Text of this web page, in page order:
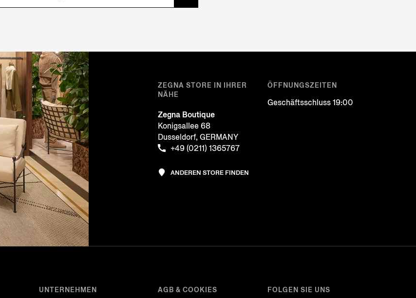
ZEGNA STORE IN IHRER
NÄHE
Zegna Boutique
Konigsallee 68
Dusseldorf, GERMANY
+49 (0211) 1365767
ÖFFNUNGSZEITEN
Geschäftsschluss 19:00
ANDEREN STORE FINDEN
UNTERNEHMEN AGB & COOKIES FOLGEN SIE UNS